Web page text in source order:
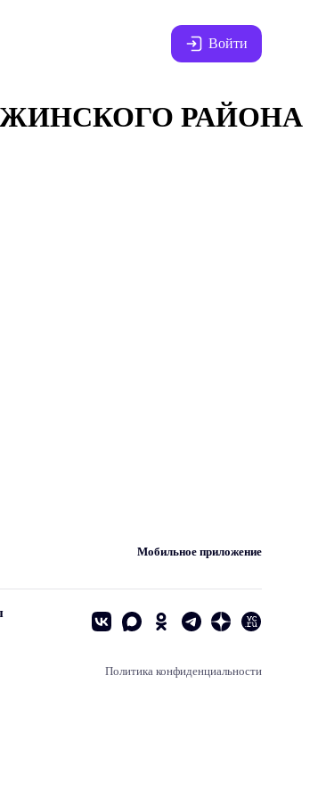
Войти
РАЙОНА
Мобильное приложение
Политика конфиденциальности